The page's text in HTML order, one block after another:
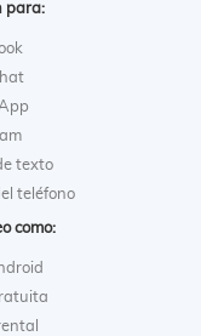
para:
texto
teléfono
como: